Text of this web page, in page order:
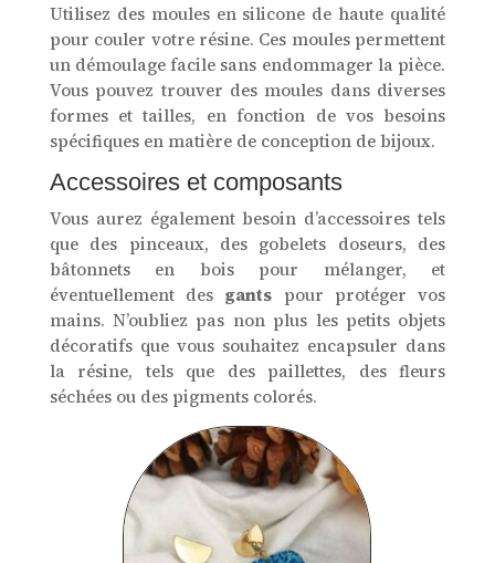
Utilisez des moules en silicone de haute qualité
pour couler votre résine. Ces moules permettent
un démoulage facile sans endommager la pièce.
Vous pouvez trouver des moules dans diverses
formes et tailles, en fonction de vos besoins
spécifiques en matière de conception de bijoux.
Accessoires et composants
Vous aurez également besoin d’accessoires tels
que des pinceaux, des gobelets doseurs, des
bâtonnets en bois pour mélanger, et
éventuellement des gants pour protéger vos
mains. N’oubliez pas non plus les petits objets
décoratifs que vous souhaitez encapsuler dans
la résine, tels que des paillettes, des fleurs
séchées ou des pigments colorés.